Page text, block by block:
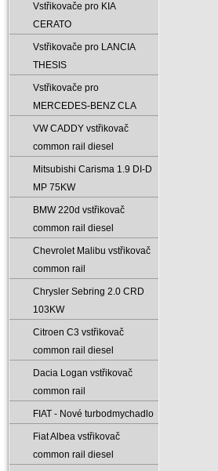
Vstřikovače pro KIA
CERATO
Vstřikovače pro LANCIA
THESIS
Vstřikovače pro
MERCEDES-BENZ CLA
VW CADDY vstřikovač
common rail diesel
Mitsubishi Carisma 1.9 DI-D
MP 75KW
BMW 220d vstřikovač
common rail diesel
Chevrolet Malibu vstřikovač
common rail
Chrysler Sebring 2.0 CRD
103KW
Citroen C3 vstřikovač
common rail diesel
Dacia Logan vstřikovač
common rail
FIAT - Nové turbodmychadlo
Fiat Albea vstřikovač
common rail diesel